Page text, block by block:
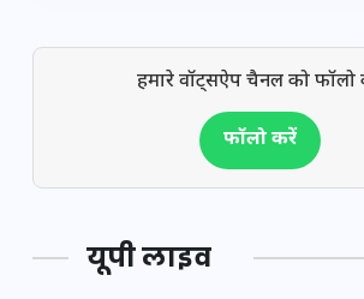
हमारे वॉट्सऐप चैनल को फॉलो
फॉलो करें
यूपी लाइव